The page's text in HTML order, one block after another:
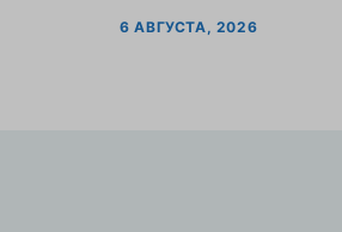
6 АВГУСТА, 2026